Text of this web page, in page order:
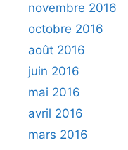
novembre 2016
octobre 2016
août 2016
juin 2016
mai 2016
avril 2016
mars 2016